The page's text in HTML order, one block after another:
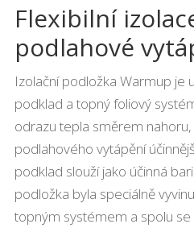
Flexibilní
podlahové
Izolační podložka Warmup je
podklad a topný foliový
odrazu tepla směrem
podlahového vytápění
podklad slouží jako účinná
podložka byla speciálně
topným systémem a spolu se